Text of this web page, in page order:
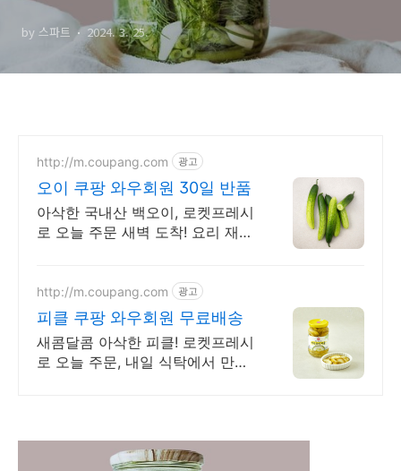
by 스파트 2024. 3. 25.
http://m.coupang.com 광고
오이 쿠팡 와우회원 30일 반품
아삭한 국내산 백오이, 로켓프레시
로 오늘 주문 새벽 도착! 요리 재료
http://m.coupang.com 광고
피클 쿠팡 와우회원 무료배송
새콤달콤 아삭한 피클! 로켓프레시
로 오늘 주문, 내일 식탁에서 만나